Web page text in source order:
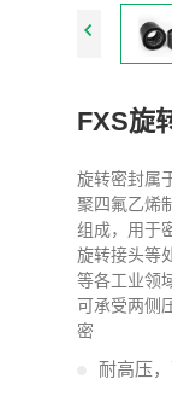
FXS旋
旋转密封属
聚四氟乙烯
组成，用于
旋转接头等
等各工业领
可承受两侧
密
耐高压